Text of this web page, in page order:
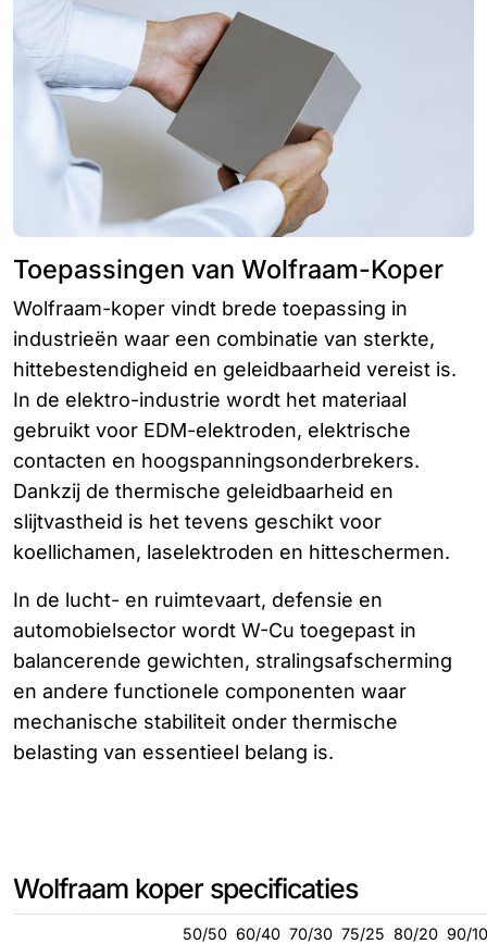
Toepassingen van Wolfraam-Koper
Wolfraam-koper vindt brede toepassing in
industrieën waar een combinatie van sterkte,
hittebestendigheid en geleidbaarheid vereist is.
In de elektro-industrie wordt het materiaal
gebruikt voor EDM-elektroden, elektrische
contacten en hoogspanningsonderbrekers.
Dankzij de thermische geleidbaarheid en
slijtvastheid is het tevens geschikt voor
koellichamen, laselektroden en hitteschermen.
In de lucht- en ruimtevaart, defensie en
automobielsector wordt W-Cu toegepast in
balancerende gewichten, stralingsafscherming
en andere functionele componenten waar
mechanische stabiliteit onder thermische
belasting van essentieel belang is.
Wolfraam koper specificaties
50/50 60/40 70/30 75/25 80/20 90/10